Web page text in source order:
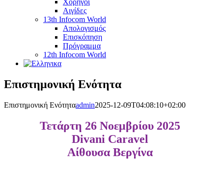
Χορηγοί
Αιγίδες
13th Infocom World
Απολογισμός
Επισκόπηση
Πρόγραμμα
12th Infocom World
Επιστημονική Ενότητα
Επιστημονική Ενότηταadmin2025-12-09T04:08:10+02:00
Τετάρτη 26 Νοεμβρίου 2025
Divani Caravel
Αίθουσα Βεργίνα